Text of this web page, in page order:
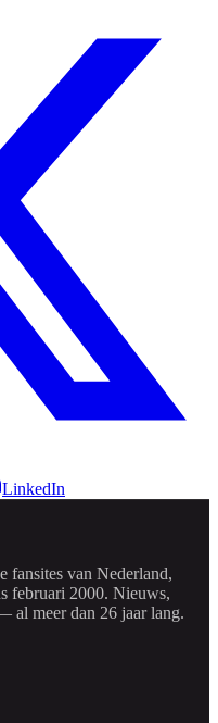
LinkedIn
fansites van Nederland,
februari 2000. Nieuws,
al meer dan 26 jaar lang.